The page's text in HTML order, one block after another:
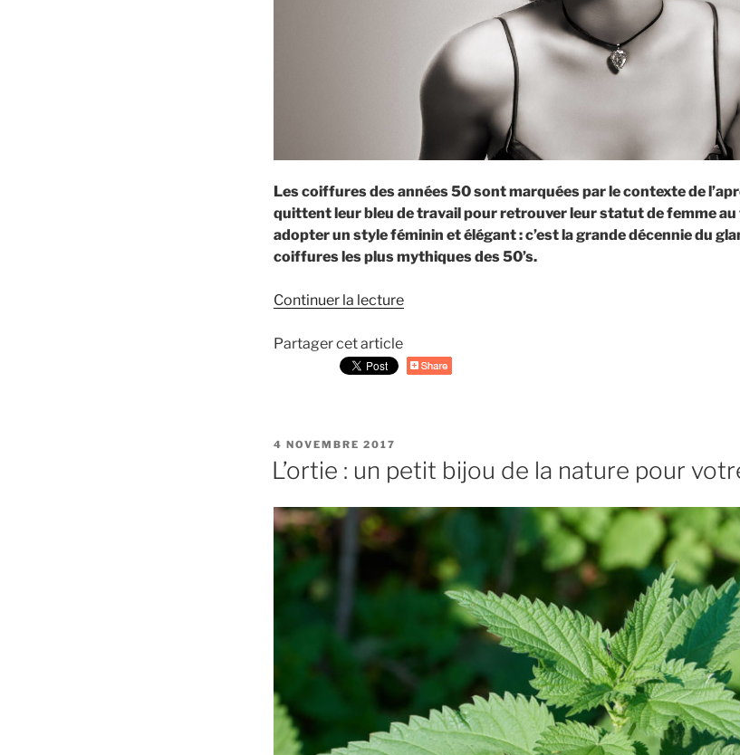
Les coiffures des années 50 sont marquées par le contexte de
quittent leur bleu de travail pour retrouver leur statut de femme
adopter un style féminin et élégant : c’est la grande décennie du
coiffures les plus mythiques des 50’s.
Continuer la lecture
des
Partager cet article
PUBLIÉ
LE
4 NOVEMBRE 2017
L’ortie : un petit bijou de la nature pour